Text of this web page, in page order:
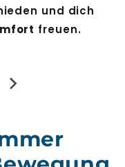
und dich
freuen.